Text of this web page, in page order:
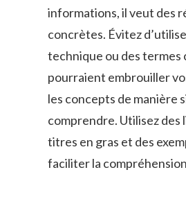
informations, il⁤ veut des⁣
concrètes. ⁤Évitez
technique ou des termes
pourraient embrouiller
les concepts de manière
comprendre. Utilisez des
titres en gras ⁢et des
faciliter ⁢la